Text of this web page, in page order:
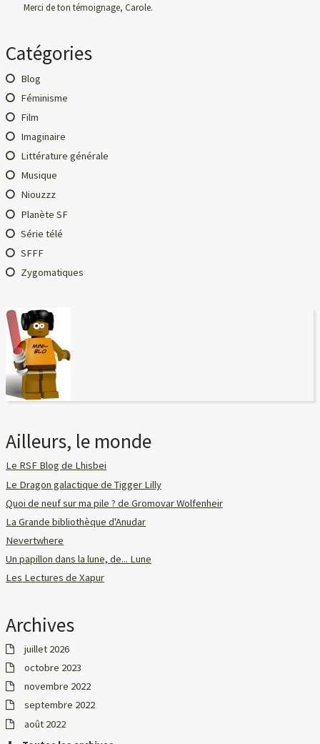
Merci de ton témoignage, Carole.
Catégories
Blog
Féminisme
Film
Imaginaire
Littérature générale
Musique
Niouzzz
Planète SF
Série télé
SFFF
Zygomatiques
Ailleurs, le monde
Le RSF Blog de Lhisbei
Le Dragon galactique de Tigger Lilly
Quoi de neuf sur ma pile ? de Gromovar Wolfenheir
La Grande bibliothèque d'Anudar
Nevertwhere
Un papillon dans la lune, de... Lune
Les Lectures de Xapur
Archives
juillet 2026
octobre 2023
novembre 2022
septembre 2022
août 2022